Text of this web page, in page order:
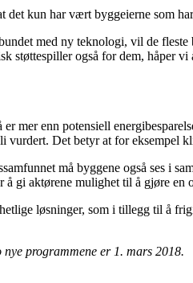
kun har vært byggeierne som
med ny teknologi, vil de
støttespiller også for dem, håper
er mer enn potensiell
vurdert. Det betyr at for eksempel
må byggene også ses i
å gi aktørene mulighet til å gjøre
løsninger, som i tillegg til å
programmene er 1. mars 2018.